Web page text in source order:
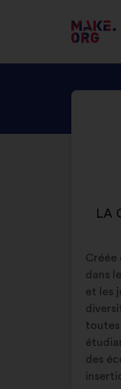
IDI
NA
LA
Créée
dans
et les
toutes
des